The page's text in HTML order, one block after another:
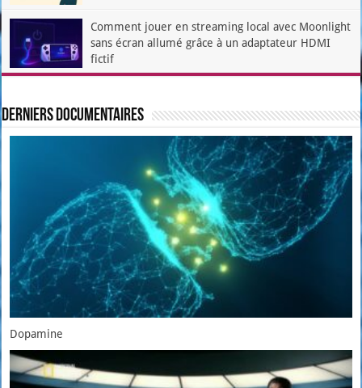
Comment jouer en streaming local avec Moonlight
sans écran allumé grâce à un adaptateur HDMI
fictif
Derniers documentaires
Dopamine